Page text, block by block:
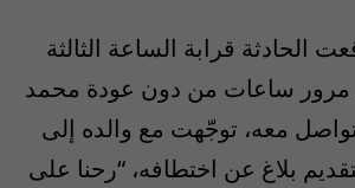
الحادثة قرابة الساعة الثالثة
مرور ساعات من دون عودة محمد
معه، توجّهت مع والده إلى
بلاغ عن اختطافه، “رحنا على